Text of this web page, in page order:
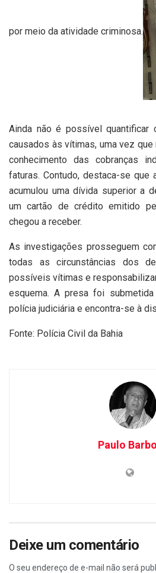
por meio da atividade criminosa.
Ainda não é possível quantificar
causados às vítimas, uma vez
conhecimento das cobranças
faturas. Contudo, destaca-se que
acumulou uma dívida superior a
um cartão de crédito emitido
chegou a receber.
As investigações prosseguem
todas as circunstâncias dos
possíveis vítimas e
esquema. A presa foi
polícia judiciária e encontra-se à
Fonte: Polícia Civil da Bahia
Paulo
Deixe um comentário
O seu endereço de e-mail não será